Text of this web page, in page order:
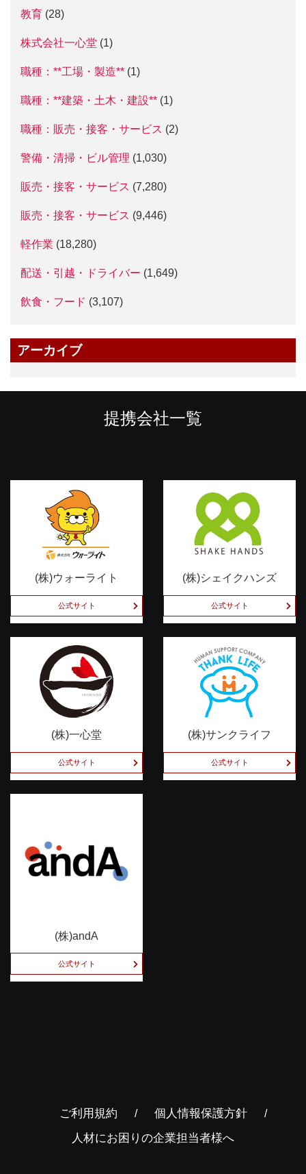
教育 (28)
株式会社一心堂 (1)
職種：**工場・製造** (1)
職種：**建築・土木・建設** (1)
職種：販売・接客・サービス (2)
警備・清掃・ビル管理 (1,030)
販売・接客・サービス (7,280)
販売・接客・サービス (9,446)
軽作業 (18,280)
配送・引越・ドライバー (1,649)
飲食・フード (3,107)
アーカイブ
提携会社一覧
(株)ウォーライト
公式サイト
(株)シェイクハンズ
公式サイト
(株)一心堂
公式サイト
(株)サンクライフ
公式サイト
(株)andA
公式サイト
ご利用規約
個人情報保護方針
人材にお困りの企業担当者様へ